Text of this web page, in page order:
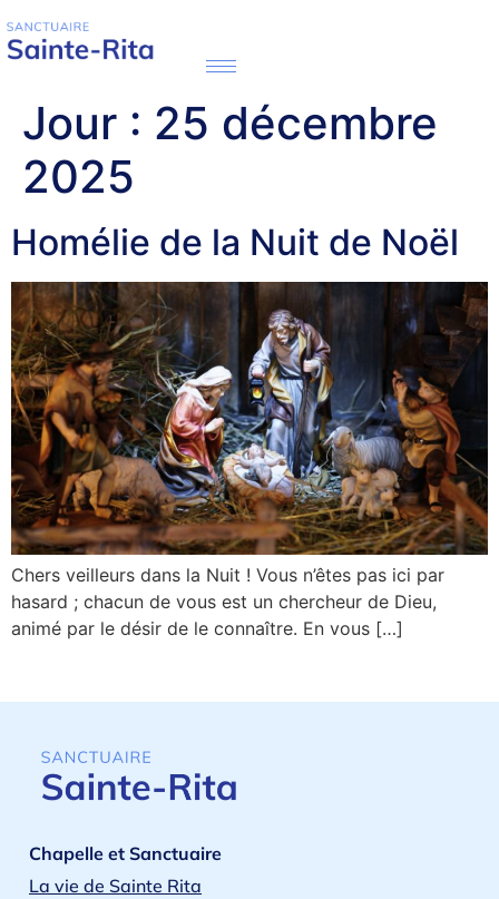
Jour : 25 décembre
2025
Homélie de la Nuit de Noël
Chers veilleurs dans la Nuit ! Vous n’êtes pas ici par
hasard ; chacun de vous est un chercheur de Dieu,
animé par le désir de le connaître. En vous […]
Chapelle et Sanctuaire
La vie de Sainte Rita